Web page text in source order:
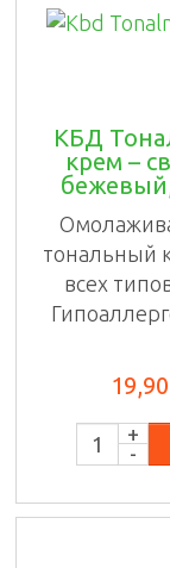
КБД
крем –
тональный
всех